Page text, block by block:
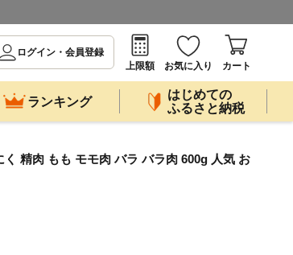
ログイン・会員登録
上限額
お気に入り カート
ランキング
はじめての
ふるさと納税
精肉 もも モモ肉 バラ バラ肉 600g 人気 お